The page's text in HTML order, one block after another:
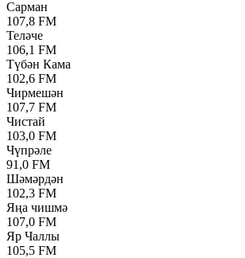
Сарман
107,8 FM
Теләче
106,1 FM
Түбән Кама
102,6 FM
Чирмешән
107,7 FM
Чистай
103,0 FM
Чүпрәле
91,0 FM
Шәмәрдән
102,3 FM
Яңа чишмә
107,0 FM
Яр Чаллы
105,5 FM